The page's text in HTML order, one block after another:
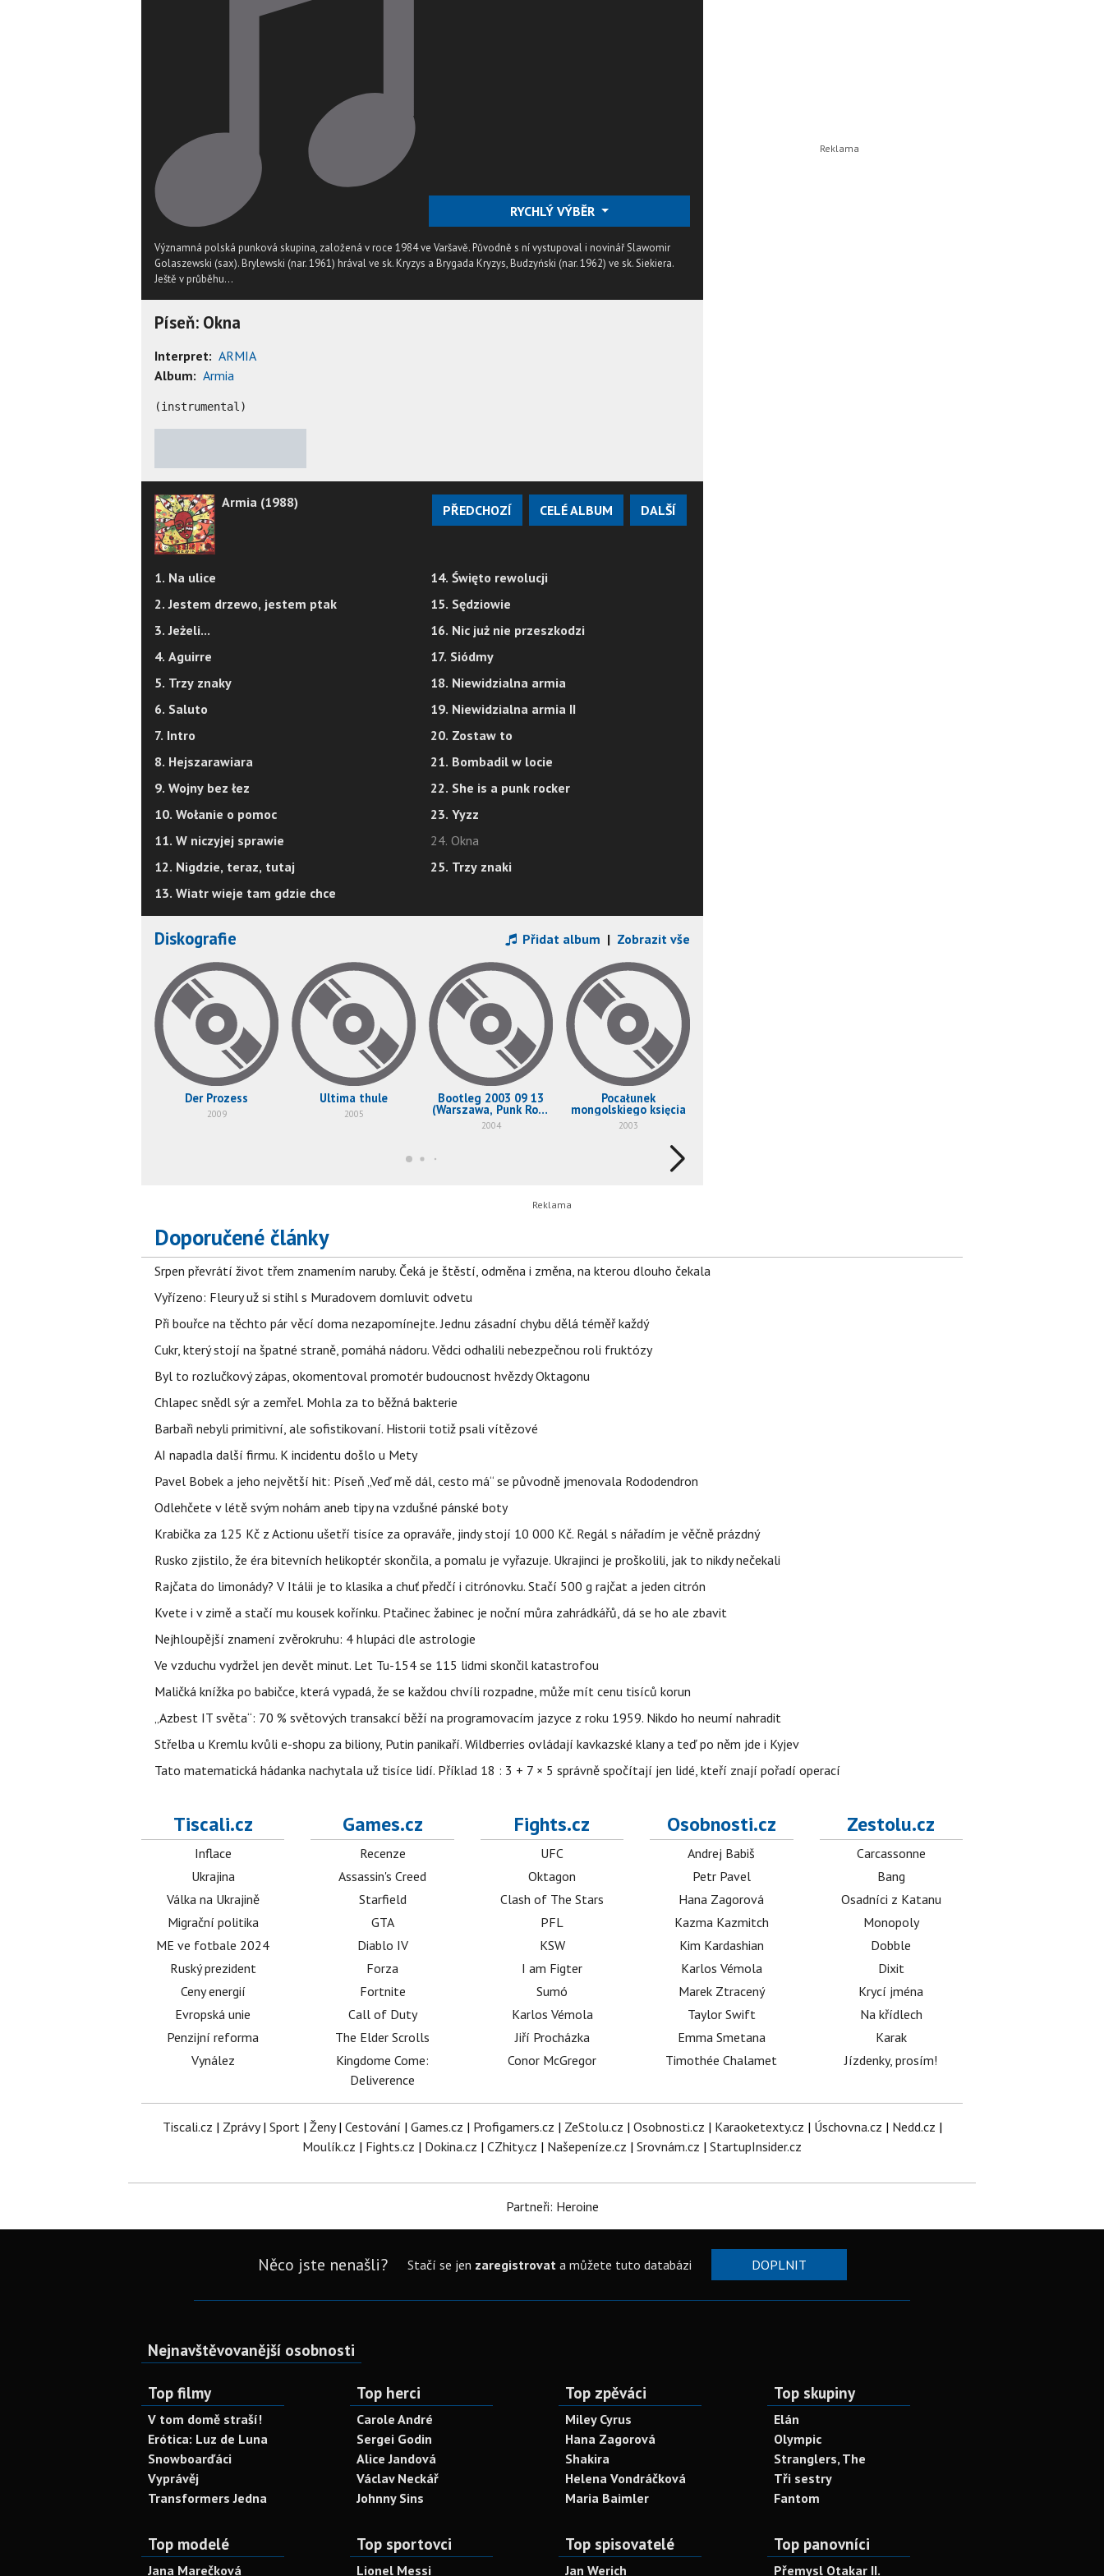
RYCHLÝ VÝBĚR
Významná polská punková skupina, založená v roce 1984 ve Varšavě. Původně s ní vystupoval i novinář Slawomir
Golaszewski (sax). Brylewski (nar. 1961) hrával ve sk. Kryzys a Brygada Kryzys, Budzyński (nar. 1962) ve sk. Siekiera.
Ještě v průběhu...
Píseň: Okna
Interpret: ARMIA
Album: Armia
(instrumental)
Armia (1988) PŘEDCHOZÍ CELÉ ALBUM DALŠÍ
1. Na ulice
2. Jestem drzewo, jestem ptak
3. Jeżeli...
4. Aguirre
5. Trzy znaky
6. Saluto
7. Intro
8. Hejszarawiara
9. Wojny bez łez
10. Wołanie o pomoc
11. W niczyjej sprawie
12. Nigdzie, teraz, tutaj
13. Wiatr wieje tam gdzie chce
14. Święto rewolucji
15. Sędziowie
16. Nic już nie przeszkodzi
17. Siódmy
18. Niewidzialna armia
19. Niewidzialna armia II
20. Zostaw to
21. Bombadil w locie
22. She is a punk rocker
23. Yyzz
24. Okna
25. Trzy znaki
Diskografie Přidat album | Zobrazit vše
Der Prozess
2009
Ultima thule
2005
Bootleg 2003 09 13
(Warszawa, Punk Rock
Later)
2004
Pocałunek
mongolskiego księcia
2003
Doporučené články
Srpen převrátí život třem znamením naruby. Čeká je štěstí, odměna i změna, na kterou dlouho čekala
Vyřízeno: Fleury už si stihl s Muradovem domluvit odvetu
Při bouřce na těchto pár věcí doma nezapomínejte. Jednu zásadní chybu dělá téměř každý
Cukr, který stojí na špatné straně, pomáhá nádoru. Vědci odhalili nebezpečnou roli fruktózy
Byl to rozlučkový zápas, okomentoval promotér budoucnost hvězdy Oktagonu
Chlapec snědl sýr a zemřel. Mohla za to běžná bakterie
Barbaři nebyli primitivní, ale sofistikovaní. Historii totiž psali vítězové
AI napadla další firmu. K incidentu došlo u Mety
Pavel Bobek a jeho největší hit: Píseň „Veď mě dál, cesto má“ se původně jmenovala Rododendron
Odlehčete v létě svým nohám aneb tipy na vzdušné pánské boty
Krabička za 125 Kč z Actionu ušetří tisíce za opraváře, jindy stojí 10 000 Kč. Regál s nářadím je věčně prázdný
Rusko zjistilo, že éra bitevních helikoptér skončila, a pomalu je vyřazuje. Ukrajinci je proškolili, jak to nikdy nečekali
Rajčata do limonády? V Itálii je to klasika a chuť předčí i citrónovku. Stačí 500 g rajčat a jeden citrón
Kvete i v zimě a stačí mu kousek kořínku. Ptačinec žabinec je noční můra zahrádkářů, dá se ho ale zbavit
Nejhloupější znamení zvěrokruhu: 4 hlupáci dle astrologie
Ve vzduchu vydržel jen devět minut. Let Tu-154 se 115 lidmi skončil katastrofou
Maličká knížka po babičce, která vypadá, že se každou chvíli rozpadne, může mít cenu tisíců korun
„Azbest IT světa“: 70 % světových transakcí běží na programovacím jazyce z roku 1959. Nikdo ho neumí nahradit
Střelba u Kremlu kvůli e-shopu za biliony, Putin panikaří. Wildberries ovládají kavkazské klany a teď po něm jde i Kyjev
Tato matematická hádanka nachytala už tisíce lidí. Příklad 18 : 3 + 7 × 5 správně spočítají jen lidé, kteří znají pořadí operací
Tiscali.cz
Inflace
Ukrajina
Válka na Ukrajině
Migrační politika
ME ve fotbale 2024
Ruský prezident
Ceny energií
Evropská unie
Penzijní reforma
Vynález
Games.cz
Recenze
Assassin's Creed
Starfield
GTA
Diablo IV
Forza
Fortnite
Call of Duty
The Elder Scrolls
Kingdome Come:
Deliverence
Fights.cz
UFC
Oktagon
Clash of The Stars
PFL
KSW
I am Figter
Sumó
Karlos Vémola
Jiří Procházka
Conor McGregor
Osobnosti.cz
Andrej Babiš
Petr Pavel
Hana Zagorová
Kazma Kazmitch
Kim Kardashian
Karlos Vémola
Marek Ztracený
Taylor Swift
Emma Smetana
Timothée Chalamet
Zestolu.cz
Carcassonne
Bang
Osadníci z Katanu
Monopoly
Dobble
Dixit
Krycí jména
Na křídlech
Karak
Jízdenky, prosím!
Tiscali.cz | Zprávy| Sport| Ženy| Cestování | Games.cz | Profigamers.cz | ZeStolu.cz | Osobnosti.cz | Karaoketexty.cz | Úschovna.cz | Nedd.cz |
Moulík.cz | Fights.cz | Dokina.cz | CZhity.cz | Našepeníze.cz | Srovnám.cz | StartupInsider.cz
Partneři: Heroine
Něco jste nenašli? Stačí se jen zaregistrovata můžete tuto databázi DOPLNIT
Nejnavštěvovanější osobnosti
Top filmy
V tom domě straší!
Erótica: Luz de Luna
Snowboarďáci
Vyprávěj
Transformers Jedna
Top herci
Carole André
Sergei Godin
Alice Jandová
Václav Neckář
Johnny Sins
Top zpěváci
Miley Cyrus
Hana Zagorová
Shakira
Helena Vondráčková
Maria Baimler
Top skupiny
Elán
Olympic
Stranglers, The
Tři sestry
Fantom
Top modelé
Jana Marečková
Top sportovci
Lionel Messi
Top spisovatelé
Jan Werich
Top panovníci
Přemysl Otakar II.